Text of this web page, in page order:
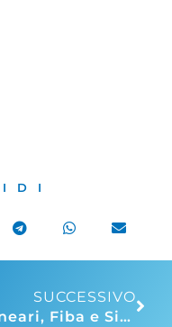
SUCCESSIVO
Balneari, Fiba e Sib: “Il dl ci danneggia, pronti a mobilitarci”